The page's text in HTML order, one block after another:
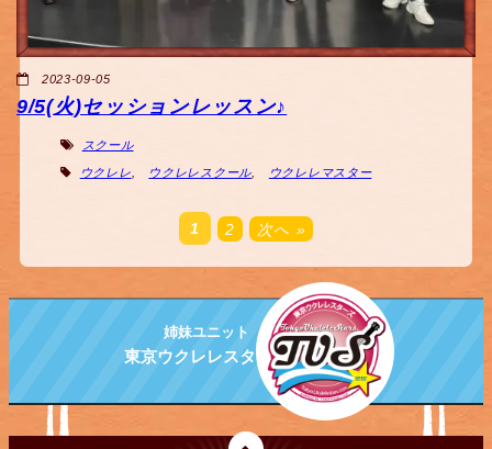
2023-09-05
9/5(火)セッションレッスン♪
スクール
ウクレレ ウクレレスクール, ウクレレマスター
1 2 次へ »
姉妹ユニット
東京ウクレレスターズ